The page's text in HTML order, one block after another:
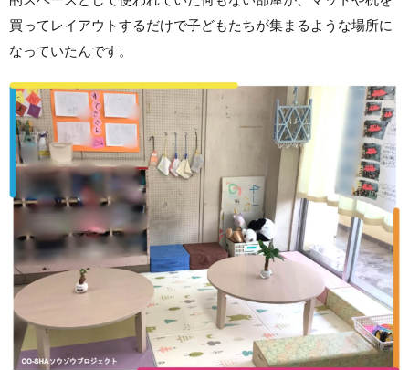
買ってレイアウトするだけで子どもたちが集まるような場所に
なっていたんです。